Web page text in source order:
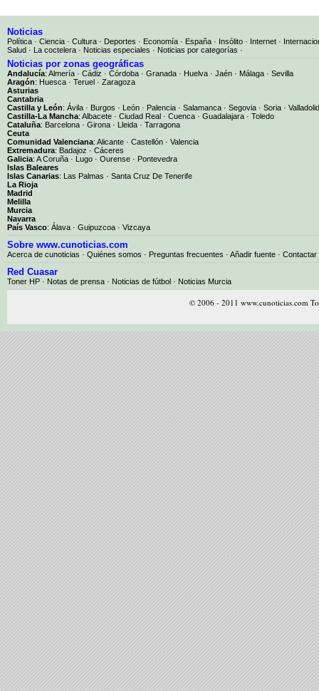
Noticias
Política · Ciencia · Cultura · Deportes · Economía · España · Insólito · Internet ·
Salud · La coctelera · Noticias especiales · Noticias por categorías ·
Noticias por zonas geográficas
Andalucía: Almería · Cádiz · Córdoba · Granada · Huelva · Jaén · Málaga · Sevilla
Aragón: Huesca · Teruel · Zaragoza
Asturias
Cantabria
Castilla y León: Ávila · Burgos · León · Palencia · Salamanca · Segovia · Soria · Valladolid
Castilla-La Mancha: Albacete · Ciudad Real · Cuenca · Guadalajara · Toledo
Cataluña: Barcelona · Girona · Lleida · Tarragona
Ceuta
Comunidad Valenciana: Alicante · Castellón · Valencia
Extremadura: Badajoz · Cáceres
Galicia: A Coruña · Lugo · Ourense · Pontevedra
Islas Baleares
Islas Canarias: Las Palmas · Santa Cruz De Tenerife
La Rioja
Madrid
Melilla
Murcia
Navarra
País Vasco: Álava · Guipuzcoa · Vizcaya
Sobre www.cunoticias.com
Acerca de cunoticias · Quiénes somos · Preguntas frecuentes · Añadir fuente · Contactar
Red Cuasar
Toner HP · Notas de prensa · Noticias de fútbol · Noticias Murcia
© 2006 - 2011 www.cunoticias.com